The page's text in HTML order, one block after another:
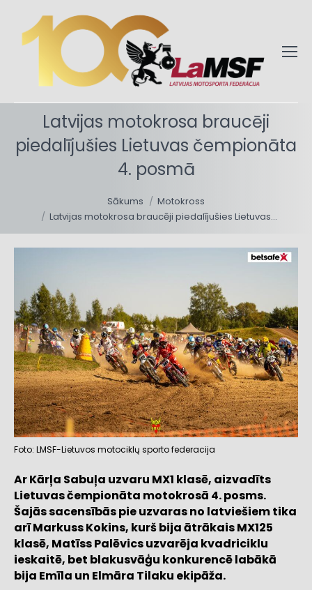
Latvijas motokrosa braucēji
piedalījušies Lietuvas čempionāta
4. posmā
Sākums
Motokross
Latvijas motokrosa braucēji piedalījušies Lietuvas…
Foto: LMSF-Lietuvos motociklų sporto federacija
Ar Kārļa Sabuļa uzvaru MX1 klasē, aizvadīts
Lietuvas čempionāta motokrosā 4. posms.
Šajās sacensībās pie uzvaras no latviešiem tika
arī Markuss Kokins, kurš bija ātrākais MX125
klasē, Matīss Palēvics uzvarēja kvadriciklu
ieskaitē, bet blakusvāģu konkurencē labākā
bija Emīla un Elmāra Tilaku ekipāža.